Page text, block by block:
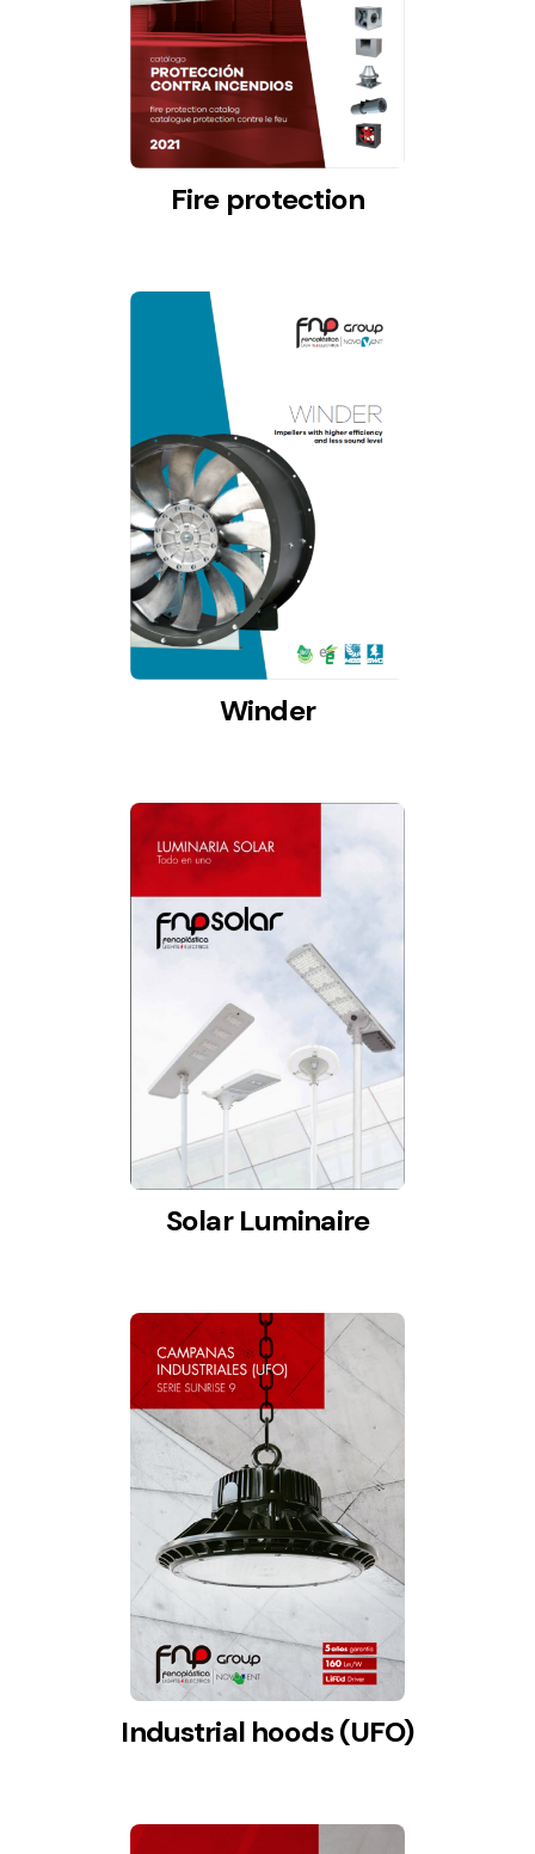
Fire protection
Winder
Solar Luminaire
Industrial hoods (UFO)